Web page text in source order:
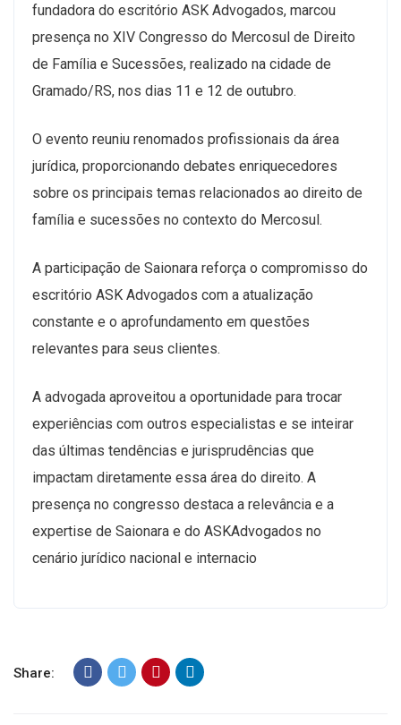
fundadora do escritório ASK Advogados, marcou
presença no XIV Congresso do Mercosul de Direito
de Família e Sucessões, realizado na cidade de
Gramado/RS, nos dias 11 e 12 de outubro.
O evento reuniu renomados profissionais da área
jurídica, proporcionando debates enriquecedores
sobre os principais temas relacionados ao direito de
família e sucessões no contexto do Mercosul.
A participação de Saionara reforça o compromisso do
escritório ASK Advogados com a atualização
constante e o aprofundamento em questões
relevantes para seus clientes.
A advogada aproveitou a oportunidade para trocar
experiências com outros especialistas e se inteirar
das últimas tendências e jurisprudências que
impactam diretamente essa área do direito. A
presença no congresso destaca a relevância e a
expertise de Saionara e do ASKAdvogados no
cenário jurídico nacional e internacio
Share: